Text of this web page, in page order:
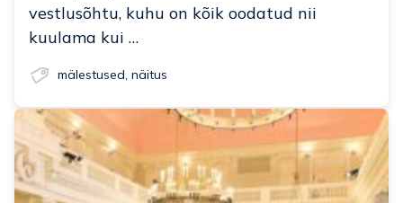
vestlusõhtu, kuhu on kõik oodatud nii
kuulama kui …
mälestused, näitus